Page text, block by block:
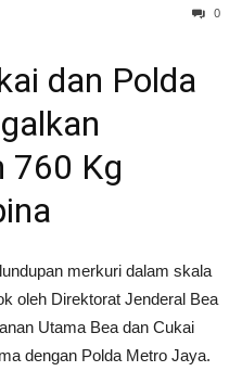
0
dan Polda
760 Kg